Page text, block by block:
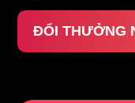
ĐỔI THƯỞNG